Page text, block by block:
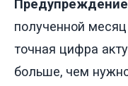
полученной
точная цифра
больше, чем